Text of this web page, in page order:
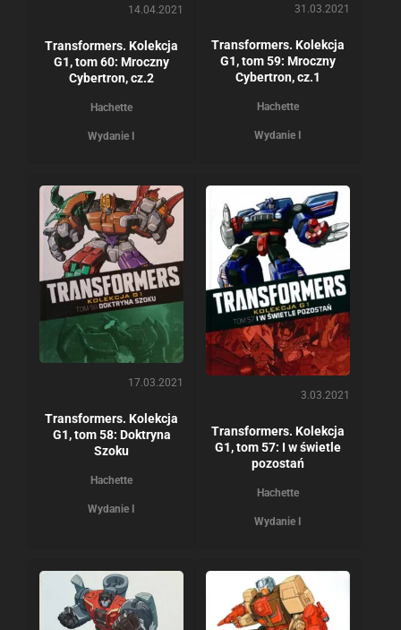
14.04.2021
Transformers. Kolekcja
G1, tom 60: Mroczny
Cybertron, cz.2
Hachette
Wydanie I
31.03.2021
Transformers. Kolekcja
G1, tom 59: Mroczny
Cybertron, cz.1
Hachette
Wydanie I
17.03.2021
Transformers. Kolekcja
G1, tom 58: Doktryna
Szoku
Hachette
Wydanie I
3.03.2021
Transformers. Kolekcja
G1, tom 57: I w świetle
pozostań
Hachette
Wydanie I